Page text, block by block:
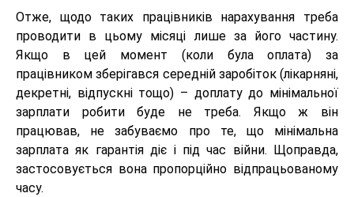
Отже, щодо таких працівників нарахування треба
проводити в цьому місяці лише за його частину.
Якщо в цей момент (коли була оплата) за
працівником зберігався середній заробіток (лікарняні,
декретні, відпускні тощо) – доплату до мінімальної
зарплати робити буде не треба. Якщо ж він
працював, не забуваємо про те, що мінімальна
зарплата як гарантія діє і під час війни. Щоправда,
застосовується вона пропорційно відпрацьованому
часу.